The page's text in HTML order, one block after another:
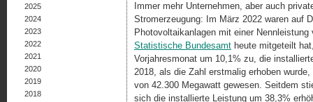
Immer mehr Unternehmen, aber auch
Stromerzeugung: Im März 2022 waren auf
Photovoltaikanlagen mit einer
Statistische Bundesamt heute mitgeteilt
Vorjahresmonat um 10,1% zu, die
2018, als die Zahl erstmalig erhoben
von 42.300 Megawatt gewesen. Seitdem
sich die installierte Leistung um 38,3%
2025
2024
2023
2022
2021
2020
2019
2018